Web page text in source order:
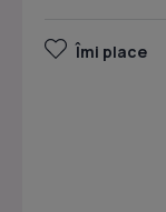
Îmi place